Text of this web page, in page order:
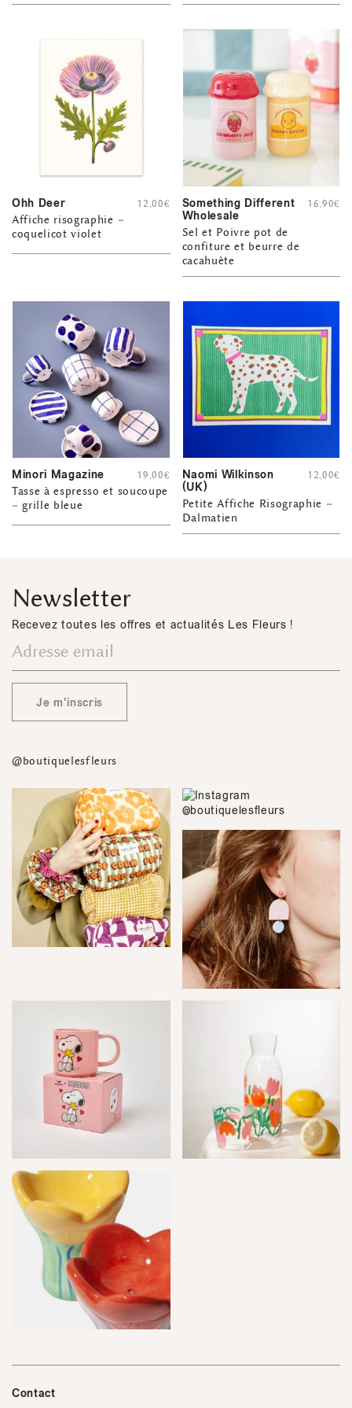
Ohh Deer
Affiche risographie –
coquelicot violet
12,00€
Something Different
Wholesale
Sel et Poivre pot de
confiture et beurre de
cacahuète
16,90€
Minori Magazine
Tasse à espresso et soucoupe
– grille bleue
19,00€
Naomi Wilkinson
(UK)
Petite Affiche Risographie –
Dalmatien
12,00€
Newsletter
Recevez toutes les offres et actualités Les Fleurs !
Je m'inscris
@boutiquelesfleurs
Contact